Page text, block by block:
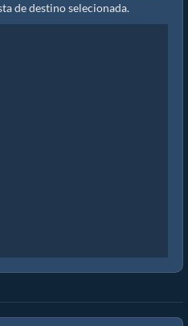
de destino selecionada.